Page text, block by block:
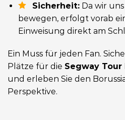
Sicherheit:Da wir
bewegen, erfolgt vorab
Einweisung direkt am
Ein Muss für jeden Fan.
Plätze für die Segway
und erleben Sie den
Perspektive.